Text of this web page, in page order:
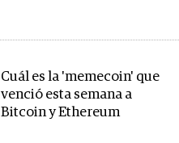
Cuál es la 'memecoin' que
venció esta semana a
Bitcoin y Ethereum